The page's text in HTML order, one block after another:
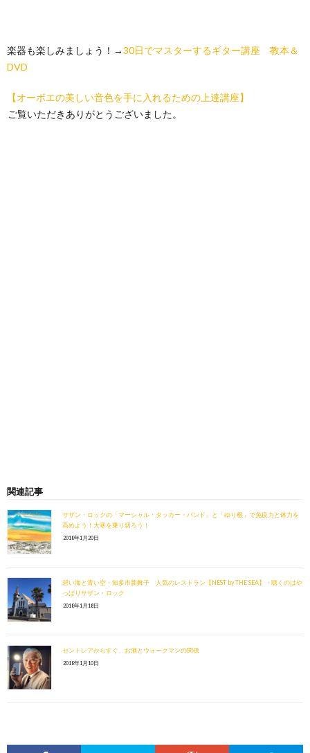
楽器も楽しみましょう！→30日でマスターするギター講座 教本＆
DVD
【オーボエの美しい音色を手に入れるための上達講座】
ご覧いただきありがとうございました。
関連記事
サザン・ロックの「マーシャル・タッカー・バンド」と「ゆり根」で免疫力と体力を
高めよう！大寒を乗り切ろう！
2018年1月20日
碧い海と青い空・知多市新舞子 人気のレストラン【NEST by THE SEA】・聴くのはや
っぱりサザン・ロック
2018年1月18日
セントレアからすぐ、お酒とウォークマンの関係
2018年1月10日